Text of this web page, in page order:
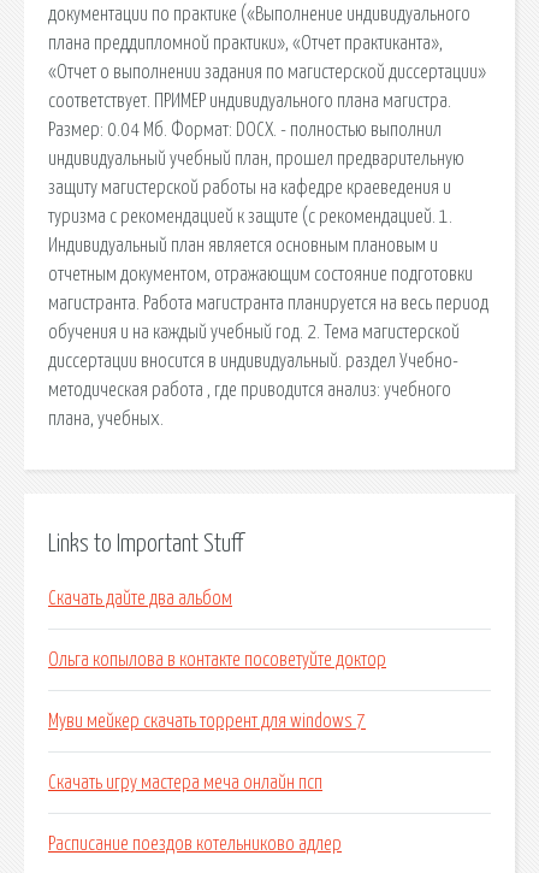
документации по практике («Выполнение индивидуального
плана преддипломной практики», «Отчет практиканта»,
«Отчет о выполнении задания по магистерской диссертации»
соответствует. ПРИМЕР индивидуального плана магистра.
Размер: 0.04 Мб. Формат: DOCX. - полностью выполнил
индивидуальный учебный план, прошел предварительную
защиту магистерской работы на кафедре краеведения и
туризма с рекомендацией к защите (с рекомендацией. 1.
Индивидуальный план является основным плановым и
отчетным документом, отражающим состояние подготовки
магистранта. Работа магистранта планируется на весь период
обучения и на каждый учебный год. 2. Тема магистерской
диссертации вносится в индивидуальный. раздел Учебно-
методическая работа , где приводится анализ: учебного
плана, учебных.
Links to Important Stuff
Скачать дайте два альбом
Ольга копылова в контакте посоветуйте доктор
Муви мейкер скачать торрент для windows 7
Скачать игру мастера меча онлайн псп
Расписание поездов котельниково адлер